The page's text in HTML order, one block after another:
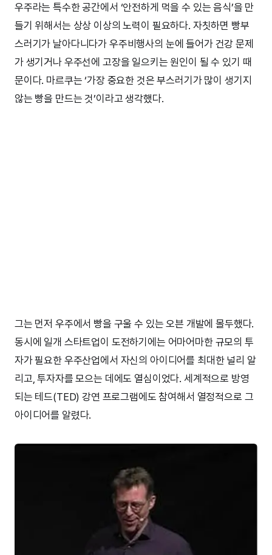
우주라는 특수한 공간에서 ‘안전하게 먹을 수 있는 음식’을 만
들기 위해서는 상상 이상의 노력이 필요하다. 자칫하면 빵부
스러기가 날아다니다가 우주비행사의 눈에 들어가 건강 문제
가 생기거나 우주선에 고장을 일으키는 원인이 될 수 있기 때
문이다. 마르쿠는 ‘가장 중요한 것은 부스러기가 많이 생기지
않는 빵을 만드는 것’이라고 생각했다.
그는 먼저 우주에서 빵을 구울 수 있는 오븐 개발에 몰두했다.
동시에 일개 스타트업이 도전하기에는 어마어마한 규모의 투
자가 필요한 우주산업에서 자신의 아이디어를 최대한 널리 알
리고, 투자자를 모으는 데에도 열심이었다. 세계적으로 방영
되는 테드(TED) 강연 프로그램에도 참여해서 열정적으로 그
아이디어를 알렸다.